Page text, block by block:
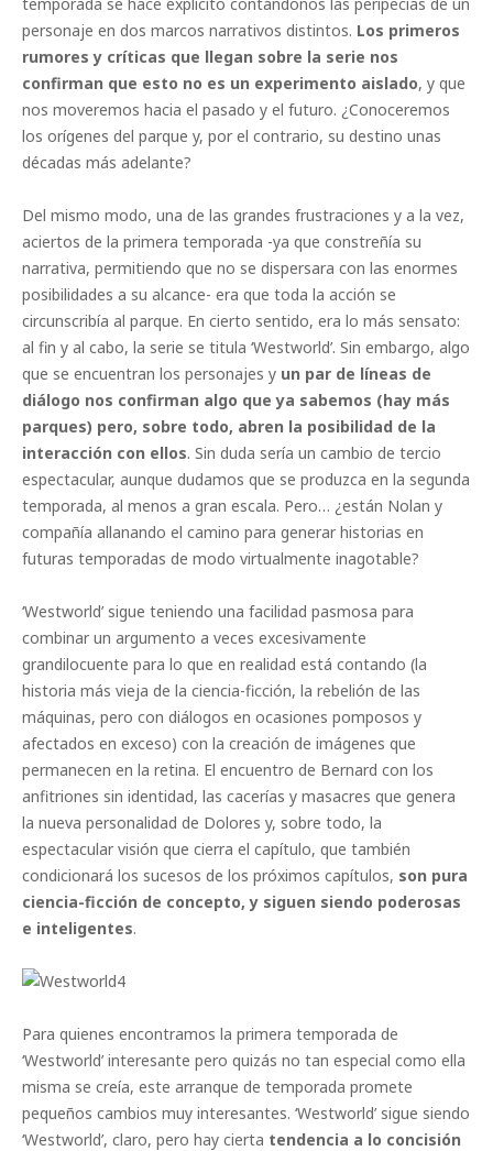
personaje en dos marcos narrativos distintos. Los primeros
rumores y críticas que llegan sobre la serie nos
confirman que esto no es un experimento aislado, y que
nos moveremos hacia el pasado y el futuro. ¿Conoceremos
los orígenes del parque y, por el contrario, su destino unas
décadas más adelante?
Del mismo modo, una de las grandes frustraciones y a la vez,
aciertos de la primera temporada -ya que constreñía su
narrativa, permitiendo que no se dispersara con las enormes
posibilidades a su alcance- era que toda la acción se
circunscribía al parque. En cierto sentido, era lo más sensato:
al fin y al cabo, la serie se titula ‘Westworld’. Sin embargo, algo
que se encuentran los personajes y un par de líneas de
diálogo nos confirman algo que ya sabemos (hay más
parques) pero, sobre todo, abren la posibilidad de la
interacción con ellos. Sin duda sería un cambio de tercio
espectacular, aunque dudamos que se produzca en la segunda
temporada, al menos a gran escala. Pero… ¿están Nolan y
compañía allanando el camino para generar historias en
futuras temporadas de modo virtualmente inagotable?
‘Westworld’ sigue teniendo una facilidad pasmosa para
combinar un argumento a veces excesivamente
grandilocuente para lo que en realidad está contando (la
historia más vieja de la ciencia-ficción, la rebelión de las
máquinas, pero con diálogos en ocasiones pomposos y
afectados en exceso) con la creación de imágenes que
permanecen en la retina. El encuentro de Bernard con los
anfitriones sin identidad, las cacerías y masacres que genera
la nueva personalidad de Dolores y, sobre todo, la
espectacular visión que cierra el capítulo, que también
condicionará los sucesos de los próximos capítulos, son pura
ciencia-ficción de concepto, y siguen siendo poderosas
e inteligentes.
Para quienes encontramos la primera temporada de
‘Westworld’ interesante pero quizás no tan especial como ella
misma se creía, este arranque de temporada promete
pequeños cambios muy interesantes. ‘Westworld’ sigue siendo
‘Westworld’, claro, pero hay cierta tendencia a lo concisión